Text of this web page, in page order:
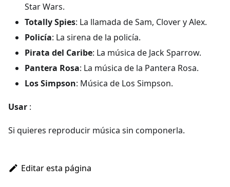
Star Wars.
Totally Spies: La llamada de Sam, Clover y Alex.
Policía: La sirena de la policía.
Pirata del Caribe: La música de Jack Sparrow.
Pantera Rosa: La música de la Pantera Rosa.
Los Simpson: Música de Los Simpson.
Usar :
Si quieres reproducir música sin componerla.
Editar esta página